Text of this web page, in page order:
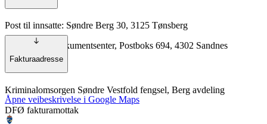
Post til innsatte: Søndre Berg 30, 3125 Tønsberg
Annen post: Dokumentsenter, Postboks 694, 4302 Sandnes
Fakturaadresse
Kriminalomsorgen Søndre Vestfold fengsel, Berg avdeling
DFØ fakturamottak
Åpne veibeskrivelse i Google Maps